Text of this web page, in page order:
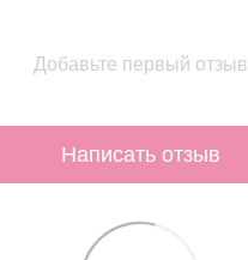
Добавьте первый отзыв
Написать отзыв